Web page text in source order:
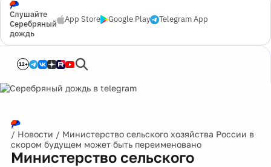
Слушайте
Серебряный
дождь
App Store Google Play Telegram App
12+
/ Новости / Министерство сельского хозяйства России в
скором будущем может быть переименовано
Министерство сельского